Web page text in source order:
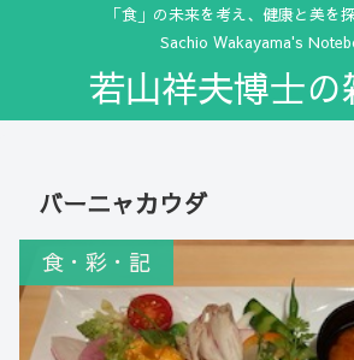
「食」の未来を考え、健康と美を
Sachio Wakayama's
若山祥夫博士の
バーニャカウダ
食・彩・記